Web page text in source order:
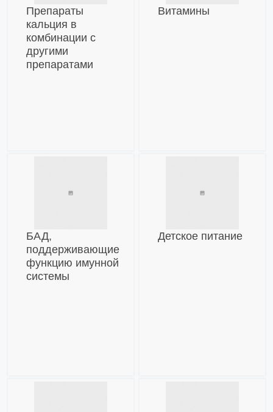
Препараты
кальция в
комбинации с
другими
препаратами
Витамины
БАД,
поддерживающие
функцию имунной
системы
Детское питание